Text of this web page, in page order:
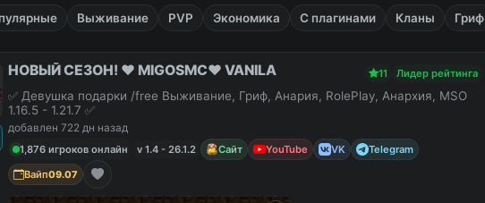
Выживание PVP Экономика С плагинами Кланы Гриф
НОВЫЙ СЕЗОН! ❤️ MIGOSMC❤️ VANILA 11 Лидер рейтинга
✅ Девушка подарки /free Выживание, Гриф, Анария, RolePlay, Анархия, MSO
1.16.5 - 1.21.7 ✅
добавлен 722 дн назад
1,876 игроков онлайн
v 1.4 - 26.1.2 Сайт YouTube VK
Telegram
Вайп09.07